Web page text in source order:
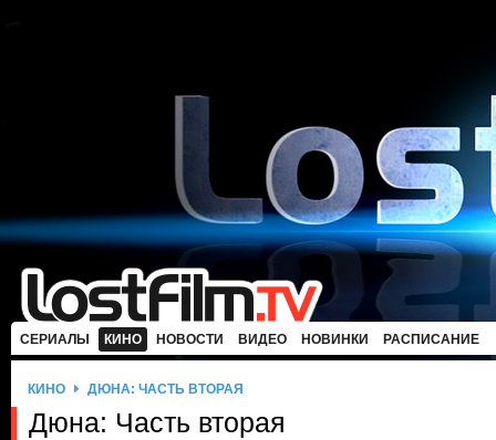
СЕРИАЛЫ КИНО НОВОСТИ ВИДЕО НОВИНКИ РАСПИСАНИЕ
КИНО ДЮНА: ЧАСТЬ ВТОРАЯ
Дюна: Часть вторая